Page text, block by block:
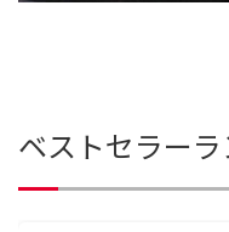
ベストセラー